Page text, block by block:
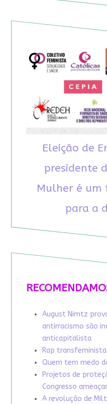
Eleição de
presidente
Mulher é
para a
August Nimtz
antirracismo são
anticapitalista
Rap transfeminista
Quem tem medo
Projetos de
Congresso
A revolução de